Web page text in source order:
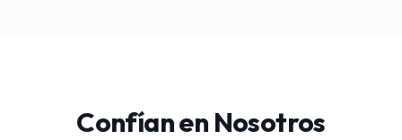
Confían en Nosotros